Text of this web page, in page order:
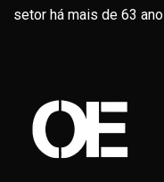
setor há mais de 63